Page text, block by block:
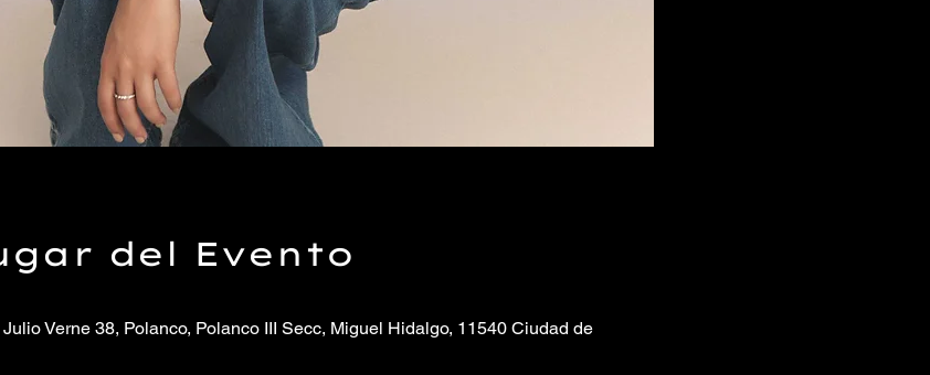
del Evento
Verne 38, Polanco, Polanco III Secc, Miguel Hidalgo, 11540 Ciudad de